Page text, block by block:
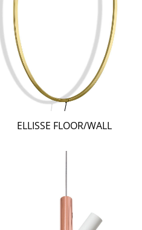
ELLISSE FLOOR/WALL